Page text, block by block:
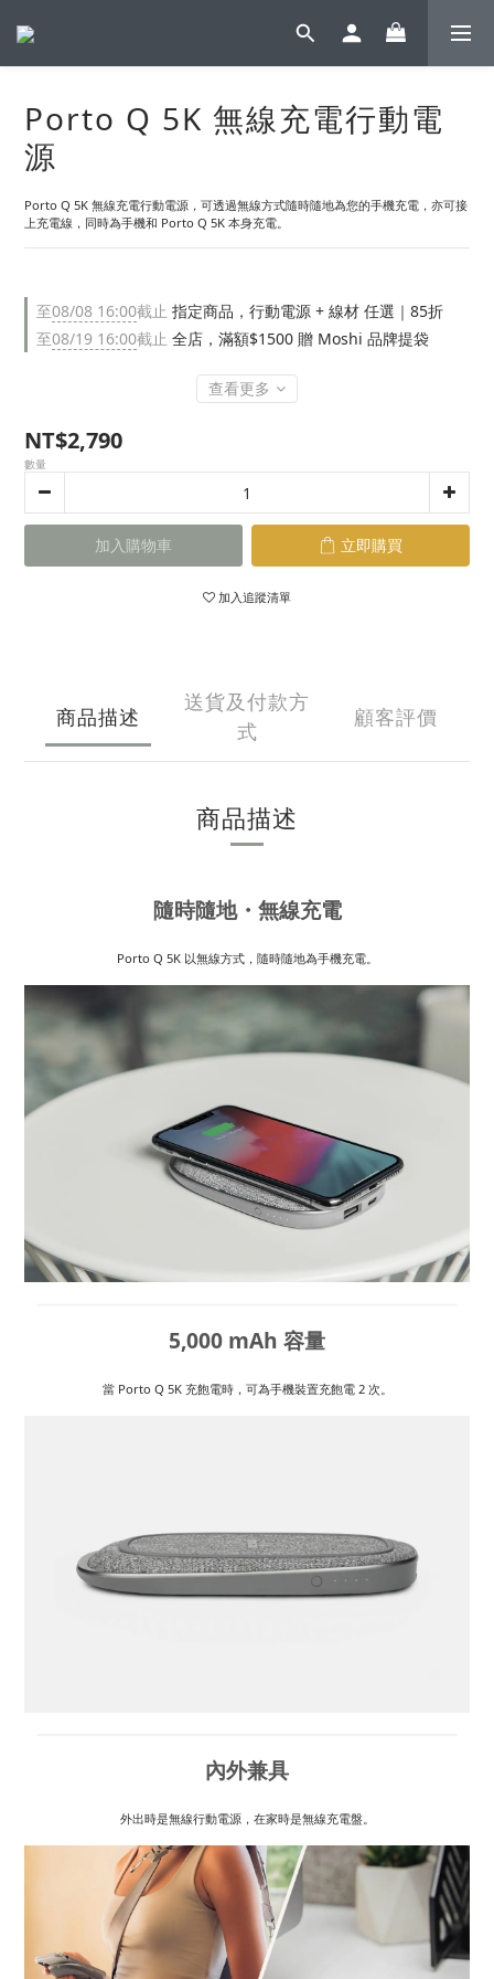
Porto Q 5K 無線充電行動電
源
Porto Q 5K 無線充電行動電源，可透過無線方式隨時隨地為您的手機充電，亦可接
上充電線，同時為手機和 Porto Q 5K 本身充電。
至08/08 16:00截止 指定商品，行動電源 + 線材 任選｜85折
至08/19 16:00截止 全店，滿額$1500 贈 Moshi 品牌提袋
查看更多
NT$2,790
數量
加入購物車 立即購買
加入追蹤清單
商品描述
送貨及付款方
式
顧客評價
商品描述
隨時隨地・無線充電
Porto Q 5K 以無線方式，隨時隨地為手機充電。
5,000 mAh 容量
當 Porto Q 5K 充飽電時，可為手機裝置充飽電 2 次。
內外兼具
外出時是無線行動電源，在家時是無線充電盤。